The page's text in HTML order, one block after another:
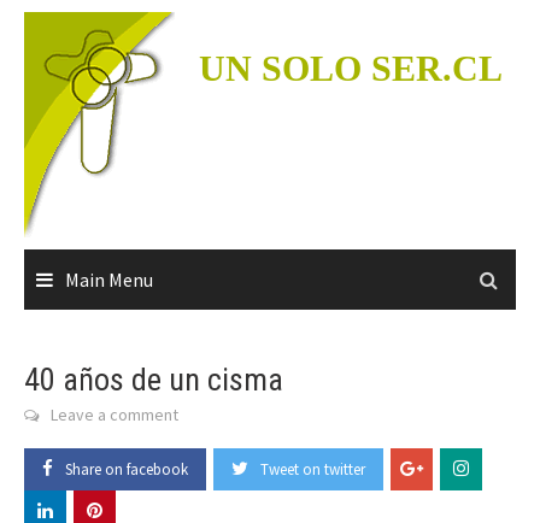
Skip
content
UN SOLO SER.CL
Main Menu
40 años de un cisma
Leave a comment
Share on facebook Tweet on twitter